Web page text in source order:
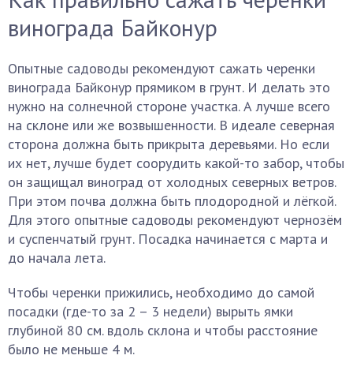
винограда Байконур
Опытные садоводы рекомендуют сажать черенки
винограда Байконур прямиком в грунт. И делать это
нужно на солнечной стороне участка. А лучше всего
на склоне или же возвышенности. В идеале северная
сторона должна быть прикрыта деревьями. Но если
их нет, лучше будет соорудить какой-то забор, чтобы
он защищал виноград от холодных северных ветров.
При этом почва должна быть плодородной и лёгкой.
Для этого опытные садоводы рекомендуют чернозём
и суспенчатый грунт. Посадка начинается с марта и
до начала лета.
Чтобы черенки прижились, необходимо до самой
посадки (где-то за 2 – 3 недели) вырыть ямки
глубиной 80 см. вдоль склона и чтобы расстояние
было не меньше 4 м.